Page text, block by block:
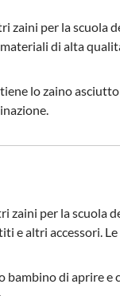
per la scuola
di alta
lo zaino
per la
altri accessori.
di aprire